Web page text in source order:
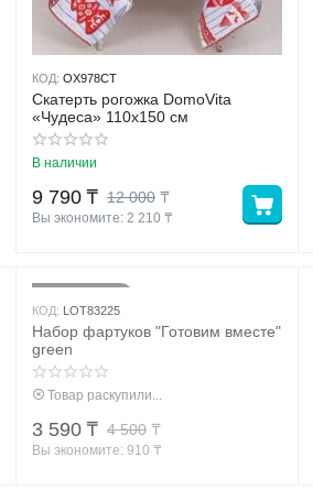
КОД: OX978CT
Скатерть рогожка DomoVita
«Чудеса» 110х150 см
В наличии
12 000 ₸
9 790 ₸
Вы экономите: 2 210 ₸
КОД: LOT83225
Набор фартуков "Готовим вместе"
green
Товар раскупили...
4 500 ₸
3 590 ₸
Вы экономите: 910 ₸